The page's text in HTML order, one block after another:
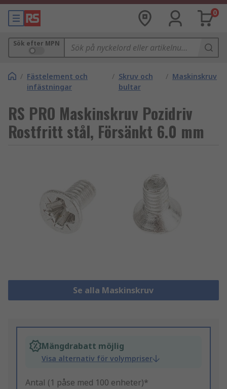
0
Sök efter MPN
/ Fästelement och
infästningar
/ Skruv och
bultar
/ Maskinskruv
RS PRO Maskinskruv Pozidriv
Rostfritt stål, Försänkt 6.0 mm
Se alla Maskinskruv
Mängdrabatt möjlig
Visa alternativ för volympriser
Antal (1 påse med 100 enheter)*